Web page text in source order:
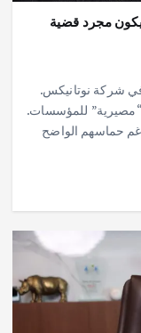
مجرد قضية
شركة نوتانيكس.
“مصيرية” للمؤسسات.
رغم حماسهم الواضح